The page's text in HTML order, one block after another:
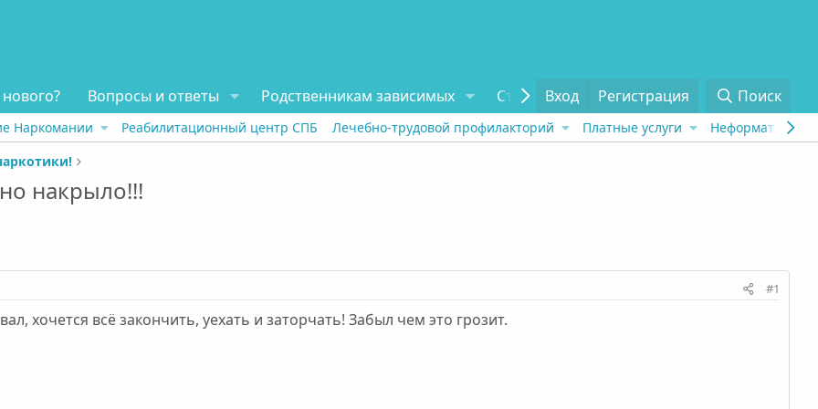
Вопросы и ответы Родственникам зависимых Статьи Отзывы О проекте
Вход Регистрация Поиск
Наркомании Реабилитационный центр СПБ Лечебно-трудовой профилакторий Платные услуги Неформат
накрыло!!!
#1
хочется всё закончить, уехать и заторчать! Забыл чем это грозит.